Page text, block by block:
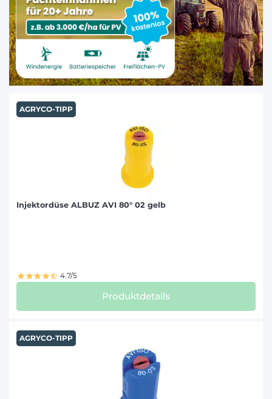
AGRYCO-TIPP
Injektordüse ALBUZ AVI 80° 02 gelb
4.7/5
Produktdetails
AGRYCO-TIPP